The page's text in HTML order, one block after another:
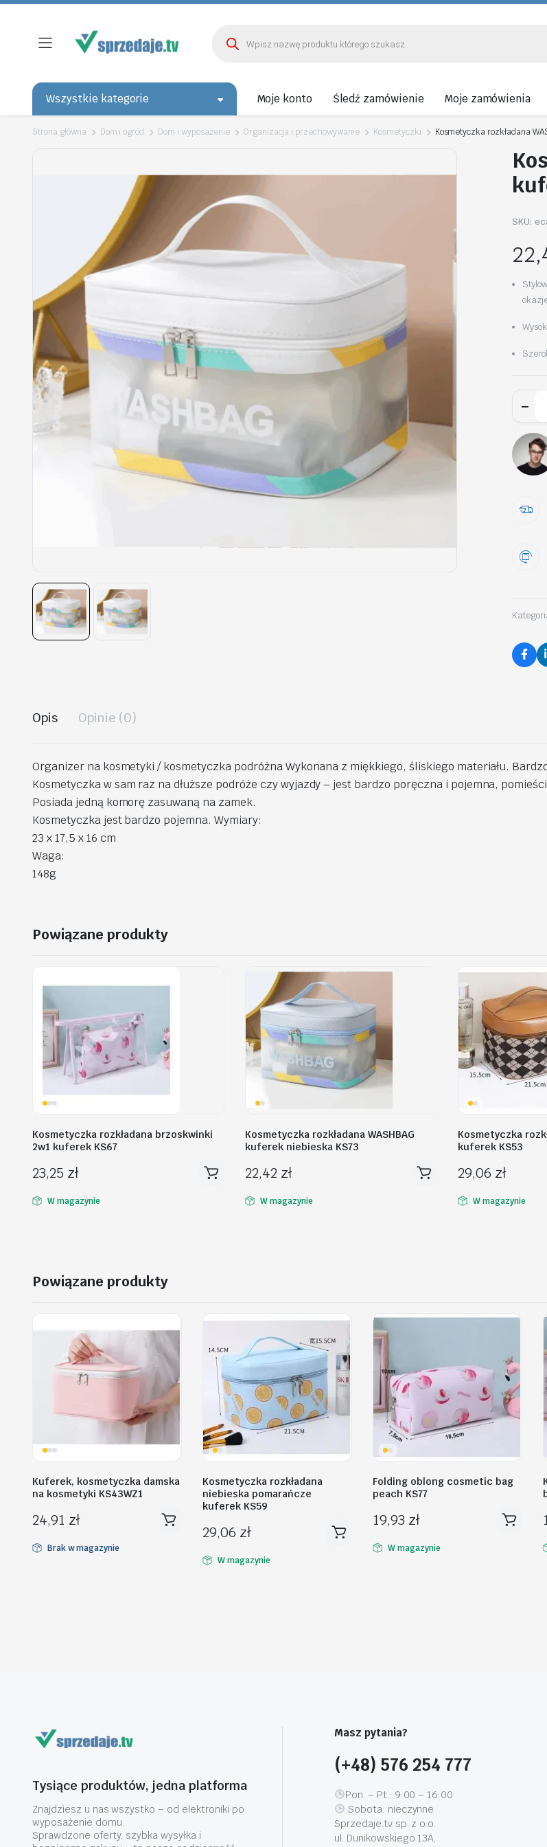
produktów
Wszystkie kategorie Moje konto Śledź zamówienie Moje zamówienia
Strona główna Dom i ogród Dom i wyposażenie Organizacja i przechowywanie Kosmetyczki Kosmetyczka rozkładana
SKU:
Opis Opinie (0)
Organizer na kosmetyki / kosmetyczka podróżna Wykonana z miękkiego, śliskiego materiału.
Kosmetyczka w sam raz na dłuższe podróże czy wyjazdy – jest bardzo poręczna i pojemna,
Posiada jedną komorę zasuwaną na zamek.
Kosmetyczka jest bardzo pojemna. Wymiary:
23 x 17,5 x 16 cm
Waga:
148g
Powiązane produkty
Kosmetyczka rozkładana brzoskwinki
2w1 kuferek KS67
23,25 zł
W magazynie
Kosmetyczka rozkładana WASHBAG
kuferek niebieska KS73
22,42 zł
W magazynie
Kosmetyczka
kuferek KS53
29,06 zł
W magazynie
Powiązane produkty
Kuferek, kosmetyczka damska
na kosmetyki KS43WZ1
24,91 zł
Brak w magazynie
Kosmetyczka rozkładana
niebieska pomarańcze
kuferek KS59
29,06 zł
W magazynie
Folding oblong cosmetic bag
peach KS77
19,93 zł
W magazynie
Tysiące produktów, jedna platforma
Znajdziesz u nas wszystko – od elektroniki po
wyposażenie domu.
Sprawdzone oferty, szybka wysyłka i
Masz pytania?
(+48) 576 254 777
Pon. – Pt.: 9:00 – 16:00
Sobota: nieczynne
Sprzedaje.tv sp. z o.o.
ul. Dunikowskiego 13A,